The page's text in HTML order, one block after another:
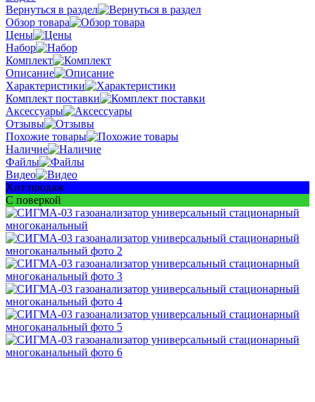
Вернуться в раздел
Обзор товара
Цены
Набор
Комплект
Описание
Характеристики
Комплект поставки
Аксессуары
Отзывы
Похожие товары
Наличие
Файлы
Видео
Хит продаж
С поверкой